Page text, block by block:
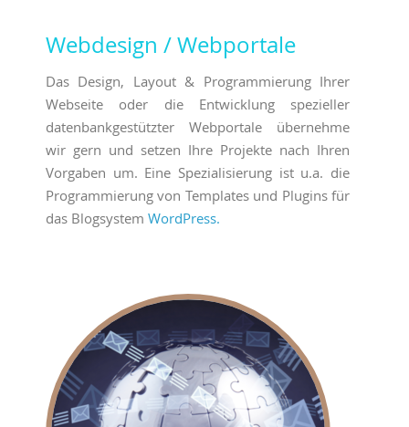
Webdesign / Webportale
Das Design, Layout & Programmierung Ihrer
Webseite oder die Entwicklung spezieller
datenbank­gestützter Web­portale übernehme
wir gern und setzen Ihre Projekte nach Ihren
Vorgaben um. Eine Spezia­lisierung ist u.a. die
Programmierung von Templates und Plugins für
das Blog­system WordPress.